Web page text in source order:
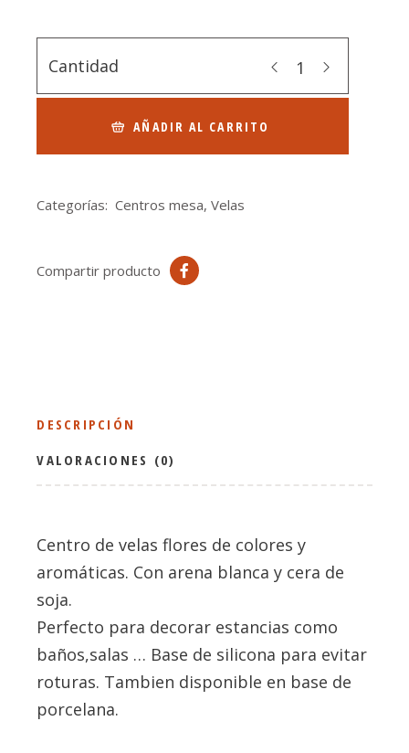
Cantidad
AÑADIR AL CARRITO
Categorías: Centros mesa,Velas
Compartir producto
DESCRIPCIÓN
VALORACIONES (0)
Centro de velas flores de colores y
aromáticas. Con arena blanca y cera de
soja.
Perfecto para decorar estancias como
baños,salas … Base de silicona para evitar
roturas. Tambien disponible en base de
porcelana.